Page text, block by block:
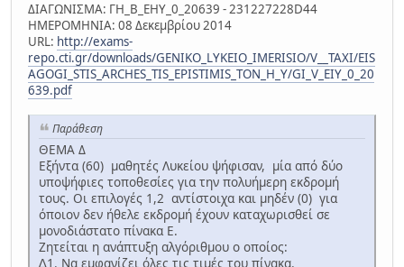
ΔΙΑΓΩΝΙΣΜΑ: ΓΗ_Β_ΕΗΥ_0_20639 - 231227228D44
ΗΜΕΡΟΜΗΝΙΑ: 08 Δεκεμβρίου 2014
URL: http://exams-
repo.cti.gr/downloads/GENIKO_LYKEIO_IMERISIO/V__TAXI/EIS
AGOGI_STIS_ARCHES_TIS_EPISTIMIS_TON_H_Y/GI_V_EIY_0_20
639.pdf
Παράθεση
ΘΕΜΑ Δ
Εξήντα (60) μαθητές Λυκείου ψήφισαν, μία από δύο
υποψήφιες τοποθεσίες για την πολυήμερη εκδρομή
τους. Οι επιλογές 1,2 αντίστοιχα και μηδέν (0) για
όποιον δεν ήθελε εκδρομή έχουν καταχωρισθεί σε
μονοδιάστατο πίνακα Ε.
Ζητείται η ανάπτυξη αλγόριθμου ο οποίος:
∆1. Να εμφανίζει όλες τις τιμές του πίνακα.